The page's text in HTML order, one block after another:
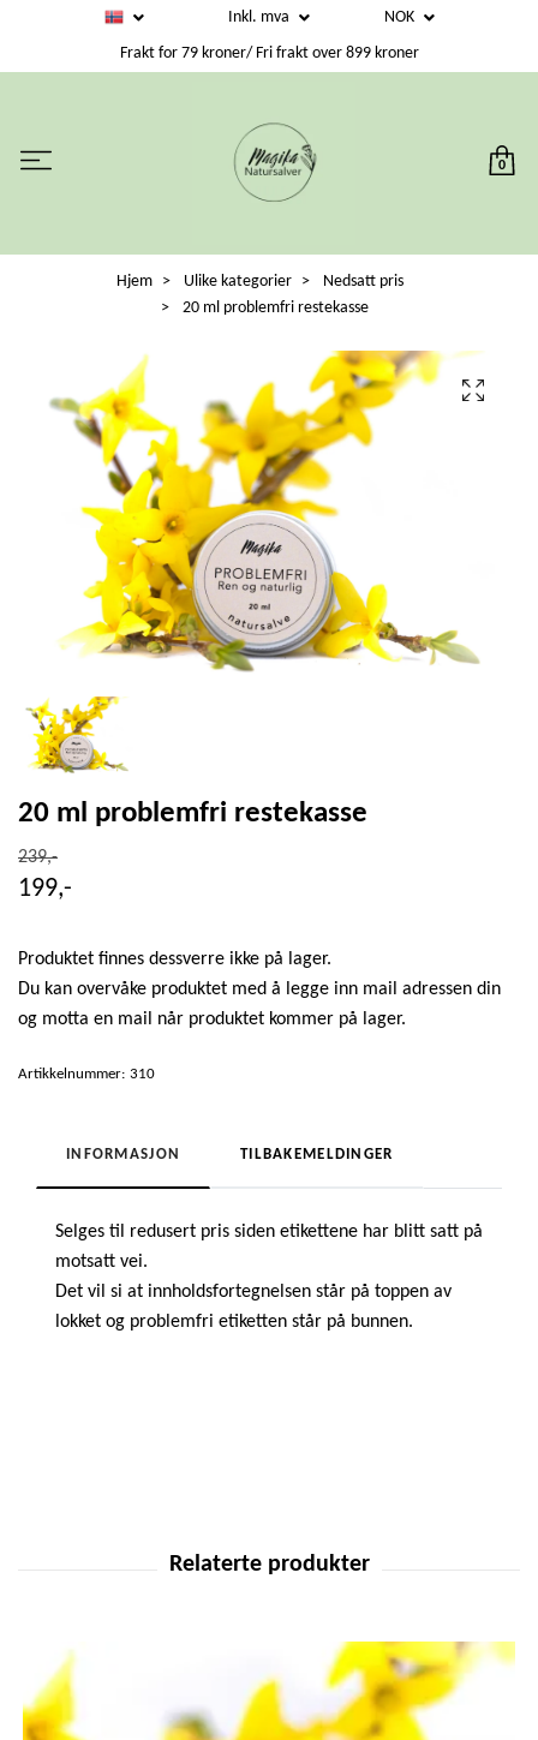
Inkl. mva
NOK
Frakt for 79 kroner/ Fri frakt over 899 kroner
0
Hjem Ulike kategorier
Nedsatt pris
20 ml problemfri restekasse
20 ml problemfri restekasse
239,-
199,-
Produktet finnes dessverre ikke på lager.
Du kan overvåke produktet med å legge inn mail adressen din
og motta en mail når produktet kommer på lager.
Artikkelnummer: 310
INFORMASJON TILBAKEMELDINGER
Selges til redusert pris siden etikettene har blitt satt på
motsatt vei.
Det vil si at innholdsfortegnelsen står på toppen av
lokket og problemfri etiketten står på bunnen.